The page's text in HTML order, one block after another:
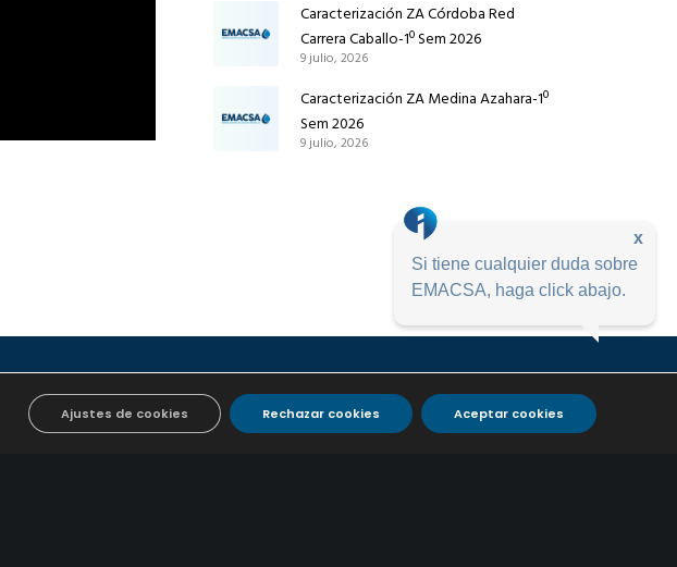
Caracterización ZA Córdoba Red
Carrera Caballo-1º Sem 2026
9 julio, 2026
Caracterización ZA Medina Azahara-1º
Sem 2026
9 julio, 2026
Aceptar cookies
Rechazar cookies
Ajustes de cookies
x
Si tiene cualquier duda sobre
EMACSA, haga click abajo.